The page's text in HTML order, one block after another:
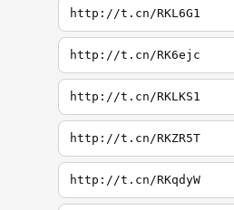
http://t.cn/RKL6G1
http://t.cn/RK6ejc
http://t.cn/RKLKS1
http://t.cn/RKZR5T
http://t.cn/RKqdyW